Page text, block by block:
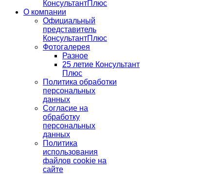
КонсультантПлюс
О компании
Официальный
представитель
КонсультантПлюс
Фотогалерея
Разное
25 летие Консультант
Плюс
Политика обработки
персональных
данных
Согласие на
обработку
персональных
данных
Политика
использования
файлов cookie на
сайте